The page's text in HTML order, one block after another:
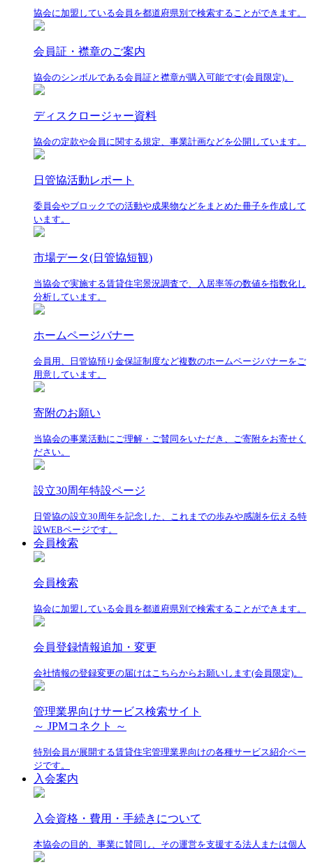
協会に加盟している会員を都道府県別で検索することができます。
会員証・襟章のご案内
協会のシンボルである会員証と襟章が購入可能です(会員限定)。
ディスクロージャー資料
協会の定款や会員に関する規定、事業計画などを公開しています。
日管協活動レポート
委員会やブロックでの活動や成果物などをまとめた冊子を作成して
います。
市場データ(日管協短観)
当協会で実施する賃貸住宅景況調査で、入居率等の数値を指数化し
分析しています。
ホームページバナー
会員用、日管協預り金保証制度など複数のホームページバナーをご
用意しています。
寄附のお願い
当協会の事業活動にご理解・ご賛同をいただき、ご寄附をお寄せく
ださい。
設立30周年特設ページ
日管協の設立30周年を記念した、これまでの歩みや感謝を伝える特
設WEBページです。
会員検索
会員検索
協会に加盟している会員を都道府県別で検索することができます。
会員登録情報追加・変更
会社情報の登録変更の届けはこちらからお願いします(会員限定)。
管理業界向けサービス検索サイト
～ JPMコネクト ～
特別会員が展開する賃貸住宅管理業界向けの各種サービス紹介ペー
ジです。
入会案内
入会資格・費用・手続きについて
本協会の目的、事業に賛同し、その運営を支援する法人または個人